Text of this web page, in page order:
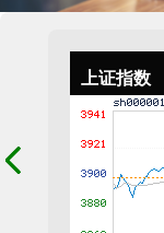
上证指数